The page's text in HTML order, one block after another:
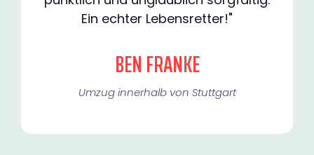
Ein echter Lebensretter!"
BEN FRANKE
Umzug innerhalb von Stuttgart​